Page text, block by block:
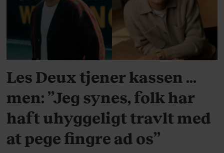
MODE
Les Deux tjener kassen ...
men: ”Jeg synes, folk har
haft uhyggeligt travlt med
at pege fingre ad os”